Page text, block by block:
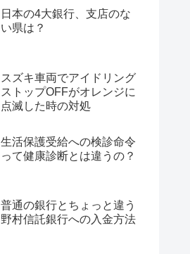
日本の4大銀行、支店のな
い県は？
スズキ車両でアイドリング
ストップOFFがオレンジに
点滅した時の対処
生活保護受給への検診命令
って健康診断とは違うの？
普通の銀行とちょっと違う
野村信託銀行への入金方法